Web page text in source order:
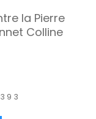
la Pierre
Colline